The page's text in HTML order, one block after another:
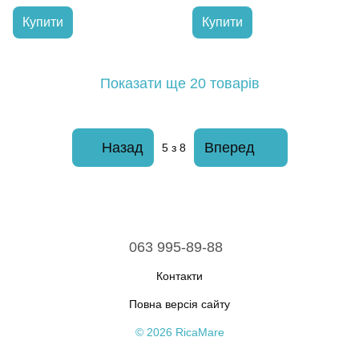
Купити Купити
Показати ще 20 товарів
Назад 5з 8 Вперед
063 995-89-88
Контакти
Повна версія сайту
© 2026 RicaMare